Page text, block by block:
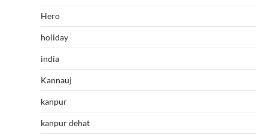
Hero
holiday
india
Kannauj
kanpur
kanpur dehat